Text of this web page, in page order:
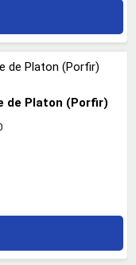
de Platon (Porfir)